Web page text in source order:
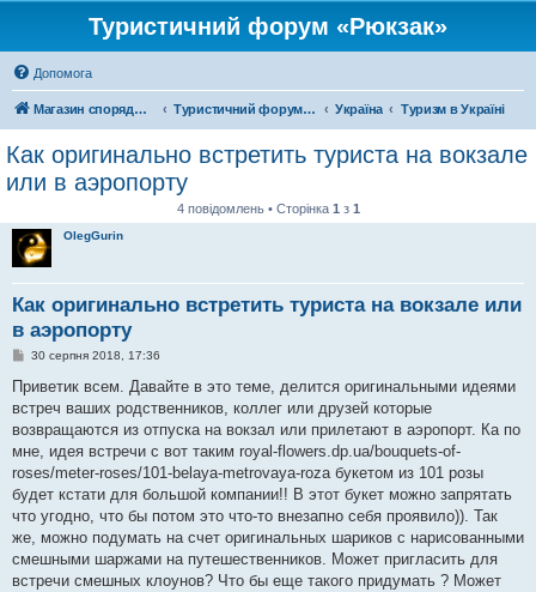
Туристичний форум «Рюкзак»
Допомога
Магазин спорядження Туристичний форум «Рюкзак» Україна Туризм в Україні
Как оригинально встретить туриста на вокзале
или в аэропорту
4 повідомлень • Сторінка 1 з 1
OlegGurin
Как оригинально встретить туриста на вокзале или
в аэропорту
П
в
д
о
л
е
н
я
30 серпня 2018, 17:36
Приветик всем. Давайте в это теме, делится оригинальными идеями
встреч ваших родственников, коллег или друзей которые
возвращаются из отпуска на вокзал или прилетают в аэропорт. Ка по
мне, идея встречи с вот таким royal-flowers.dp.ua/bouquets-of-
roses/meter-roses/101-belaya-metrovaya-roza букетом из 101 розы
будет кстати для большой компании!! В этот букет можно запрятать
что угодно, что бы потом это что-то внезапно себя проявило)). Так
же, можно подумать на счет оригинальных шариков с нарисованными
смешными шаржами на путешественников. Может пригласить для
встречи смешных клоунов? Что бы еще такого придумать ? Может